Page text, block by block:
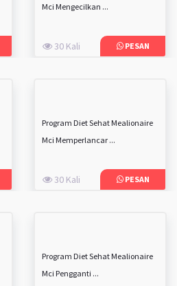
Mci Mengecilkan ...
30 Kali PESAN
Program Diet Sehat Mealionaire
Mci Memperlancar ...
30 Kali PESAN
Program Diet Sehat Mealionaire
Mci Pengganti ...